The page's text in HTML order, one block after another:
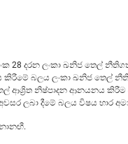
දරන ලංකා ඛනිජ තෙල්
බලය ලංකා ඛනිජ තෙල්
ආශ්‍රිත නිෂ්පාදන ආනයනය කිරීම
ලබා දීමේ බලය විෂය භාර